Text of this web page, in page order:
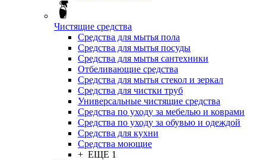
Чистящие средства
Средства для мытья пола
Средства для мытья посуды
Средства для мытья сантехники
Отбеливающие средства
Средства для мытья стекол и зеркал
Средства для чистки труб
Универсальные чистящие средства
Средства по уходу за мебелью и коврами
Средства по уходу за обувью и одеждой
Средства для кухни
Средства моющие
+ ЕЩЕ 1